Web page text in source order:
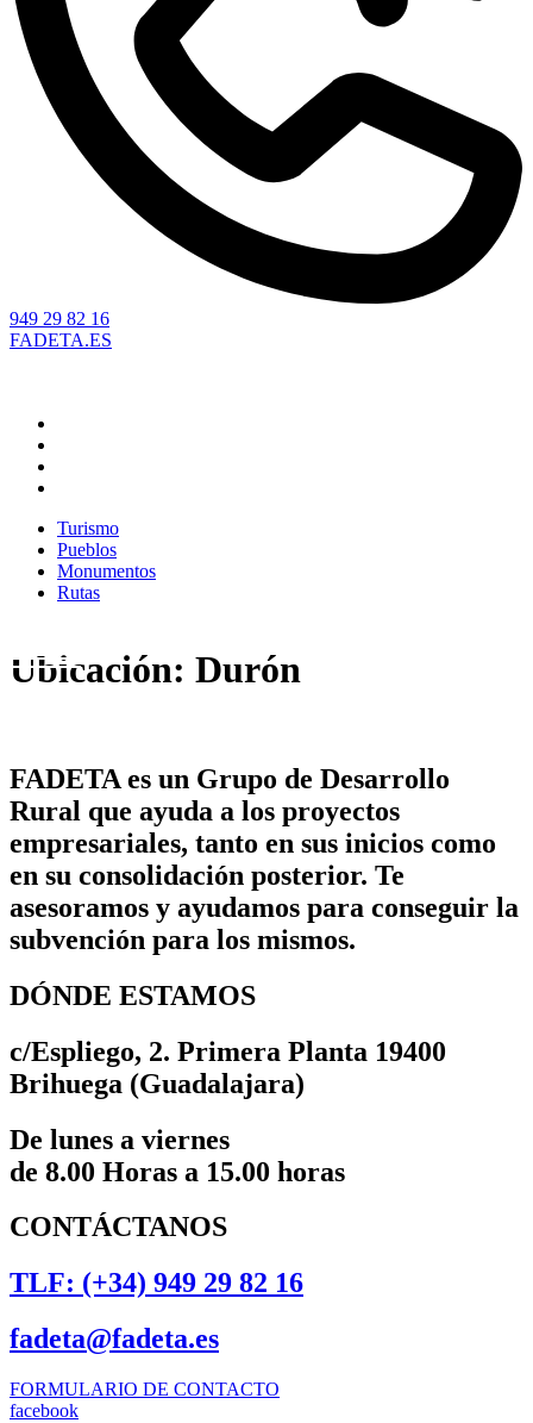
949 29 82 16
FADETA.ES
Turismo
Pueblos
Monumentos
Rutas
Ubicación: Durón
FADETA es un Grupo de Desarrollo
Rural que ayuda a los proyectos
empresariales, tanto en sus inicios como
en su consolidación posterior. Te
asesoramos y ayudamos para conseguir la
subvención para los mismos.
DÓNDE ESTAMOS
c/Espliego, 2. Primera Planta 19400
Brihuega (Guadalajara)
De lunes a viernes
de 8.00 Horas a 15.00 horas
CONTÁCTANOS
TLF: (+34) 949 29 82 16
fadeta@fadeta.es
FORMULARIO DE CONTACTO
facebook